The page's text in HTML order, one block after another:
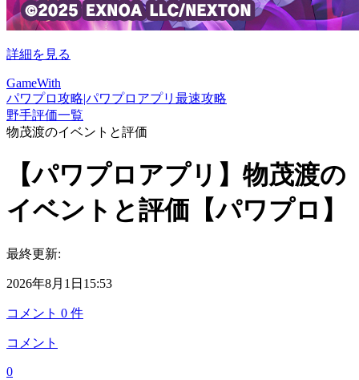
詳細を見る
GameWith
パワプロ攻略|パワプロアプリ最速攻略
野手評価一覧
物茂渡のイベントと評価
【パワプロアプリ】物茂渡の
イベントと評価【パワプロ】
最終更新:
2026年8月1日15:53
コメント 0 件
コメント
0